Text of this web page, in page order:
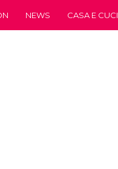
NEWS CASA E